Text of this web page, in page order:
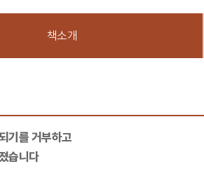
책소개
기를 거부하고
습니다